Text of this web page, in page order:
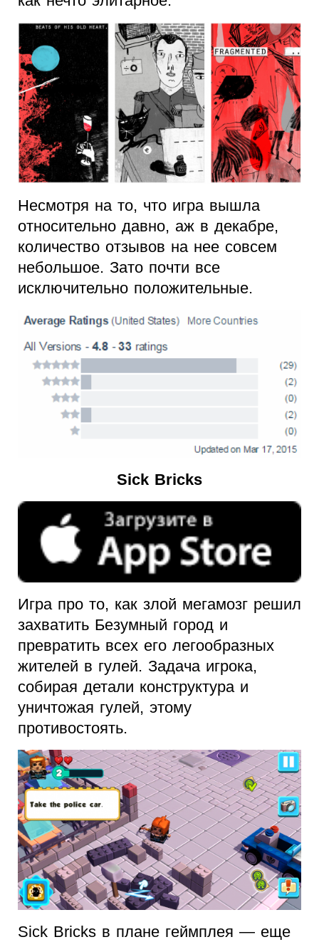
Несмотря на то, что игра вышла
относительно давно, аж в декабре,
количество отзывов на нее совсем
небольшое. Зато почти все
исключительно положительные.
Sick Bricks
Игра про то, как злой мегамозг решил
захватить Безумный город и
превратить всех его легообразных
жителей в гулей. Задача игрока,
собирая детали конструктура и
уничтожая гулей, этому
противостоять.
Sick Bricks в плане геймплея — еще